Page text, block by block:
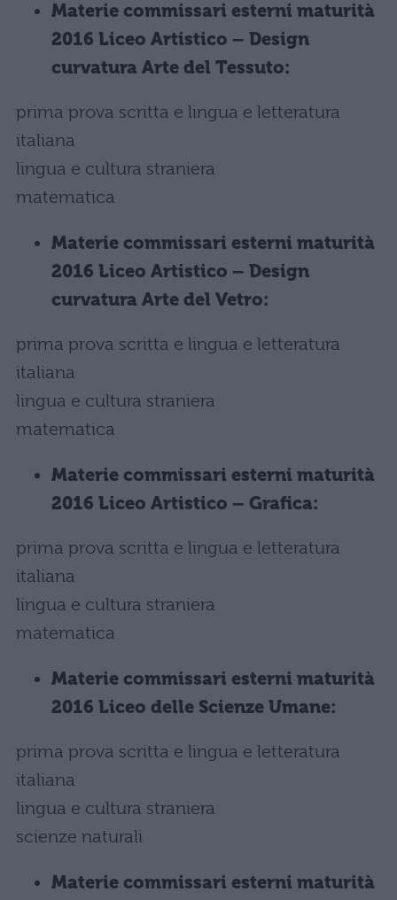
Materie commissari esterni maturità
2016 Liceo Artistico – Design
curvatura Arte del Tessuto:
prima prova scritta e lingua e letteratura
italiana
lingua e cultura straniera
matematica
Materie commissari esterni maturità
2016 Liceo Artistico – Design
curvatura Arte del Vetro:
prima prova scritta e lingua e letteratura
italiana
lingua e cultura straniera
matematica
Materie commissari esterni maturità
2016 Liceo Artistico – Grafica:
prima prova scritta e lingua e letteratura
italiana
lingua e cultura straniera
matematica
Materie commissari esterni maturità
2016 Liceo delle Scienze Umane:
prima prova scritta e lingua e letteratura
italiana
lingua e cultura straniera
scienze naturali
Materie commissari esterni maturità